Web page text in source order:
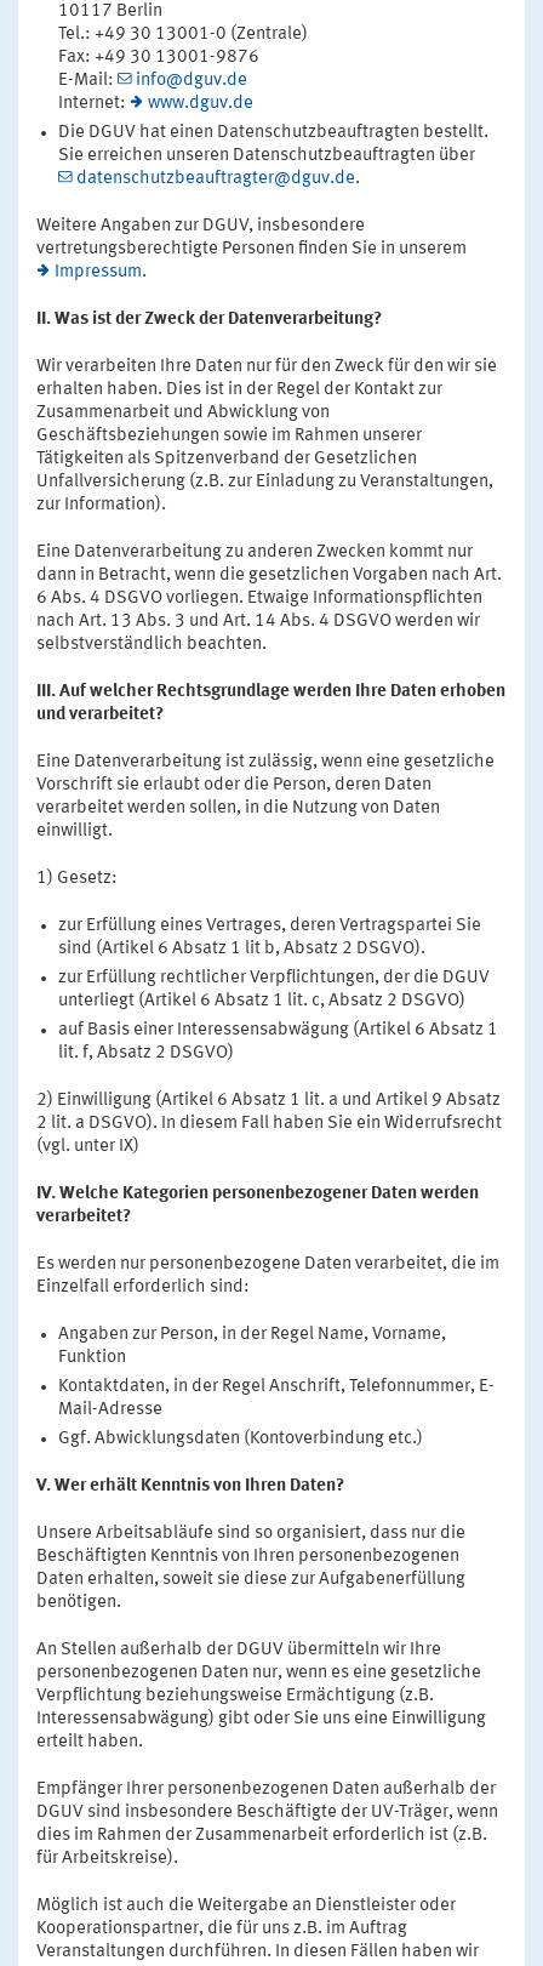
10117 Berlin
Tel.: +49 30 13001-0 (Zentrale)
Fax: +49 30 13001-9876
E-Mail:
info@dguv.de
Internet:
www.dguv.de
Die DGUV hat einen Datenschutzbeauftragten bestellt.
Sie erreichen unseren Datenschutzbeauftragten über
datenschutzbeauftragter@dguv.de.
Weitere Angaben zur DGUV, insbesondere
vertretungsberechtigte Personen finden Sie in unserem
Impressum.
II. Was ist der Zweck der Datenverarbeitung?
Wir verarbeiten Ihre Daten nur für den Zweck für den wir sie
erhalten haben. Dies ist in der Regel der Kontakt zur
Zusammenarbeit und Abwicklung von
Geschäftsbeziehungen sowie im Rahmen unserer
Tätigkeiten als Spitzenverband der Gesetzlichen
Unfallversicherung (z.B. zur Einladung zu Veranstaltungen,
zur Information).
Eine Datenverarbeitung zu anderen Zwecken kommt nur
dann in Betracht, wenn die gesetzlichen Vorgaben nach Art.
6 Abs. 4 DSGVO vorliegen. Etwaige Informationspflichten
nach Art. 13 Abs. 3 und Art. 14 Abs. 4 DSGVO werden wir
selbstverständlich beachten.
III. Auf welcher Rechtsgrundlage werden Ihre Daten erhoben
und verarbeitet?
Eine Datenverarbeitung ist zulässig, wenn eine gesetzliche
Vorschrift sie erlaubt oder die Person, deren Daten
verarbeitet werden sollen, in die Nutzung von Daten
einwilligt.
1) Gesetz:
zur Erfüllung eines Vertrages, deren Vertragspartei Sie
sind (Artikel 6 Absatz 1 lit b, Absatz 2 DSGVO).
zur Erfüllung rechtlicher Verpflichtungen, der die DGUV
unterliegt (Artikel 6 Absatz 1 lit. c, Absatz 2 DSGVO)
auf Basis einer Interessensabwägung (Artikel 6 Absatz 1
lit. f, Absatz 2 DSGVO)
2) Einwilligung (Artikel 6 Absatz 1 lit. a und Artikel 9 Absatz
2 lit. a DSGVO). In diesem Fall haben Sie ein Widerrufsrecht
(vgl. unter IX)
IV. Welche Kategorien personenbezogener Daten werden
verarbeitet?
Es werden nur personenbezogene Daten verarbeitet, die im
Einzelfall erforderlich sind:
Angaben zur Person, in der Regel Name, Vorname,
Funktion
Kontaktdaten, in der Regel Anschrift, Telefonnummer, E-
Mail-Adresse
Ggf. Abwicklungsdaten (Kontoverbindung etc.)
V. Wer erhält Kenntnis von Ihren Daten?
Unsere Arbeitsabläufe sind so organisiert, dass nur die
Beschäftigten Kenntnis von Ihren personenbezogenen
Daten erhalten, soweit sie diese zur Aufgabenerfüllung
benötigen.
An Stellen außerhalb der DGUV übermitteln wir Ihre
personenbezogenen Daten nur, wenn es eine gesetzliche
Verpflichtung beziehungsweise Ermächtigung (z.B.
Interessensabwägung) gibt oder Sie uns eine Einwilligung
erteilt haben.
Empfänger Ihrer personenbezogenen Daten außerhalb der
DGUV sind insbesondere Beschäftigte der UV-Träger, wenn
dies im Rahmen der Zusammenarbeit erforderlich ist (z.B.
für Arbeitskreise).
Möglich ist auch die Weitergabe an Dienstleister oder
Kooperationspartner, die für uns z.B. im Auftrag
Veranstaltungen durchführen. In diesen Fällen haben wir